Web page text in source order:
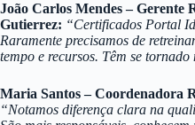
João Carlos Mendes –
Gutierrez: “Certificados Portal
Raramente precisamos de
tempo e recursos. Têm se
Maria Santos – Coordenadora
“Notamos diferença clara na